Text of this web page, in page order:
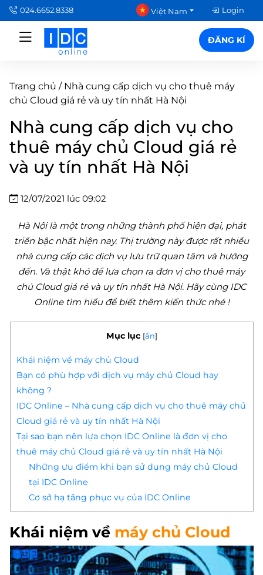
024.6652.8338 Việt Nam Login
ĐĂNG KÍ
Trang chủ / Nhà cung cấp dịch vụ cho thuê máy
chủ Cloud giá rẻ và uy tín nhất Hà Nội
Nhà cung cấp dịch vụ cho
thuê máy chủ Cloud giá rẻ
và uy tín nhất Hà Nội
12/07/2021 lúc 09:02
Hà Nội là một trong những thành phố hiện đại, phát
triển bậc nhất hiện nay. Thị trường này được rất nhiều
nhà cung cấp các dịch vụ lưu trữ quan tâm và hướng
đến. Và thật khó để lựa chọn ra đơn vị cho thuê máy
chủ Cloud giá rẻ và uy tín nhất Hà Nội. Hãy cùng IDC
Online tìm hiểu để biết thêm kiến thức nhé !
Mục lục [ẩn]
Khái niệm về máy chủ Cloud
Bạn có phù hợp với dịch vụ máy chủ Cloud hay
không ?
IDC Online – Nhà cung cấp dịch vụ cho thuê máy chủ
Cloud giá rẻ và uy tín nhất Hà Nội
Tại sao bạn nên lựa chọn IDC Online là đơn vị cho
thuê máy chủ Cloud giá rẻ và uy tín nhất Hà Nội
Những ưu điểm khi bạn sử dụng máy chủ Cloud
tại IDC Online
Cơ sở hạ tầng phục vụ của IDC Online
Khái niệm về máy chủ Cloud